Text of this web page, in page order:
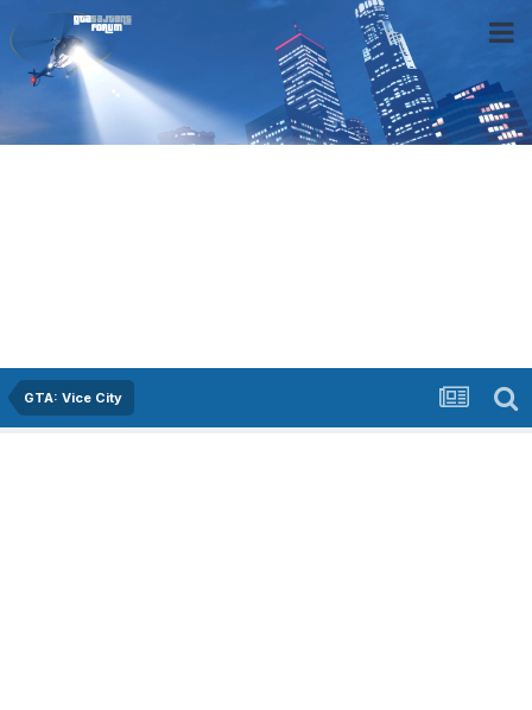
GTA: Vice City